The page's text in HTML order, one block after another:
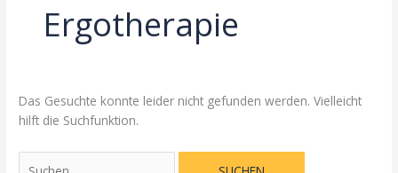
Ergotherapie
Das Gesuchte konnte leider nicht gefunden werden. Vielleicht
hilft die Suchfunktion.